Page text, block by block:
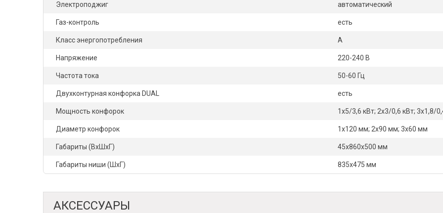
Электроподжиг автоматический
Газ-контроль есть
Класс энергопотребления А
Напряжение 220-240 В
Частота тока 50-60 Гц
Двухконтурная конфорка DUAL есть
Мощность конфорок 1х5/3,6 кВт; 2х3/0,6 кВт; 3х1,8/
Диаметр конфорок 1х120 мм; 2х90 мм; 3х60 мм
Габариты (ВхШхГ) 45х860х500 мм
Габариты ниши (ШхГ) 835х475 мм
АКСЕССУАРЫ